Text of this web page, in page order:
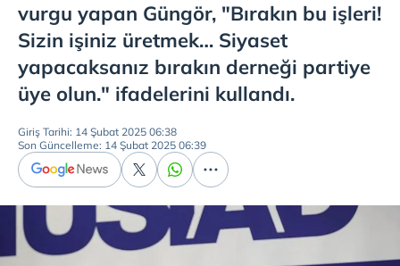
vurgu yapan Güngör, "Bırakın bu işleri!
Sizin işiniz üretmek… Siyaset
yapacaksanız bırakın derneği partiye
üye olun." ifadelerini kullandı.
Giriş Tarihi: 14 Şubat 2025 06:38
Son Güncelleme: 14 Şubat 2025 06:39